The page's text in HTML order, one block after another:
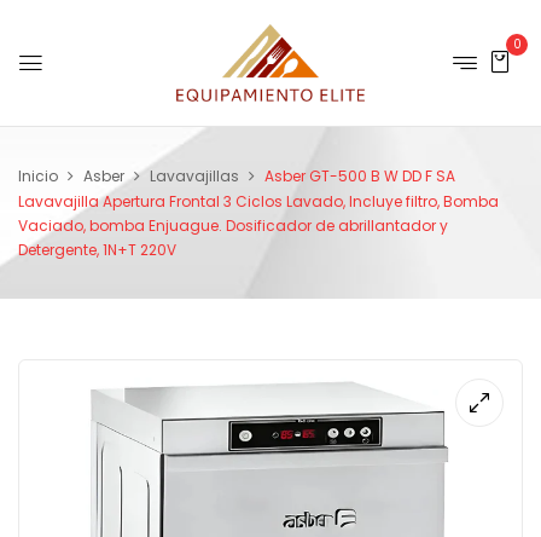
0
Inicio Asber Lavavajillas
Asber GT-500 B W DD F SA
Lavavajilla Apertura Frontal 3 Ciclos Lavado, Incluye filtro, Bomba
Vaciado, bomba Enjuague. Dosificador de abrillantador y
Detergente, 1N+T 220V